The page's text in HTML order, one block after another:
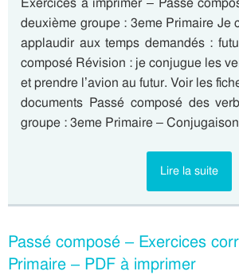
deuxième groupe : 3eme Primaire Je
applaudir aux temps demandés :
composé Révision : je conjugue les
et prendre l’avion au futur. Voir les
documents Passé composé des
groupe : 3eme Primaire –
Lire la suite
Passé composé – Exercices
Primaire – PDF à imprimer